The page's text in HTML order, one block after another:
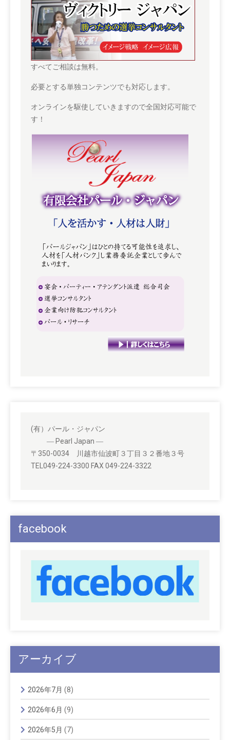
すべてご相談は無料。
必要とする単独コンテンツでも対応します。
オンラインを駆使していきますので全国対応可能で
す！
(有）パール・ジャパン
― Pearl Japan ―
〒350-0034 川越市仙波町３丁目３２番地３号
TEL049-224-3300 FAX 049-224-3322
facebook
アーカイブ
2026年7月 (8)
2026年6月 (9)
2026年5月 (7)